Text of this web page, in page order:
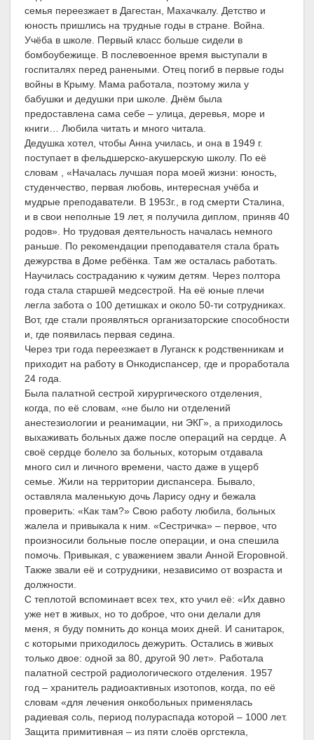
семья переезжает в Дагестан, Махачкалу. Детство и
юность пришлись на трудные годы в стране. Война.
Учёба в школе. Первый класс больше сидели в
бомбоубежище. В послевоенное время выступали в
госпиталях перед ранеными. Отец погиб в первые годы
войны в Крыму. Мама работала, поэтому жила у
бабушки и дедушки при школе. Днём была
предоставлена сама себе – улица, деревья, море и
книги… Любила читать и много читала.
Дедушка хотел, чтобы Анна училась, и она в 1949 г.
поступает в фельдшерско-акушерскую школу. По её
словам , «Началась лучшая пора моей жизни: юность,
студенчество, первая любовь, интересная учёба и
мудрые преподаватели. В 1953г., в год смерти Сталина,
и в свои неполные 19 лет, я получила диплом, приняв 40
родов». Но трудовая деятельность началась немного
раньше. По рекомендации преподавателя стала брать
дежурства в Доме ребёнка. Там же осталась работать.
Научилась состраданию к чужим детям. Через полтора
года стала старшей медсестрой. На её юные плечи
легла забота о 100 детишках и около 50-ти сотрудниках.
Вот, где стали проявляться организаторские способности
и, где появилась первая седина.
Через три года переезжает в Луганск к родственникам и
приходит на работу в Онкодиспансер, где и проработала
24 года.
Была палатной сестрой хирургического отделения,
когда, по её словам, «не было ни отделений
анестезиологии и реанимации, ни ЭКГ», а приходилось
выхаживать больных даже после операций на сердце. А
своё сердце болело за больных, которым отдавала
много сил и личного времени, часто даже в ущерб
семье. Жили на территории диспансера. Бывало,
оставляла маленькую дочь Ларису одну и бежала
проверить: «Как там?» Свою работу любила, больных
жалела и привыкала к ним. «Сестричка» – первое, что
произносили больные после операции, и она спешила
помочь. Привыкая, с уважением звали Анной Егоровной.
Также звали её и сотрудники, независимо от возраста и
должности.
С теплотой вспоминает всех тех, кто учил её: «Их давно
уже нет в живых, но то доброе, что они делали для
меня, я буду помнить до конца моих дней. И санитарок,
с которыми приходилось дежурить. Остались в живых
только двое: одной за 80, другой 90 лет». Работала
палатной сестрой радиологического отделения. 1957
год – хранитель радиоактивных изотопов, когда, по её
словам «для лечения онкобольных применялась
радиевая соль, период полураспада которой – 1000 лет.
Защита примитивная – из пяти слоёв оргстекла,